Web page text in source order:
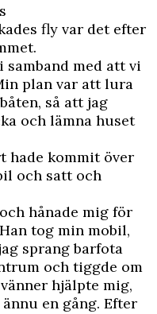
fly var det efter
samband med att vi
plan var att lura
så att jag
och lämna huset
hade kommit över
och satt och
hånade mig för
tog min mobil,
sprang barfota
och tiggde om
hjälpte mig,
en gång. Efter